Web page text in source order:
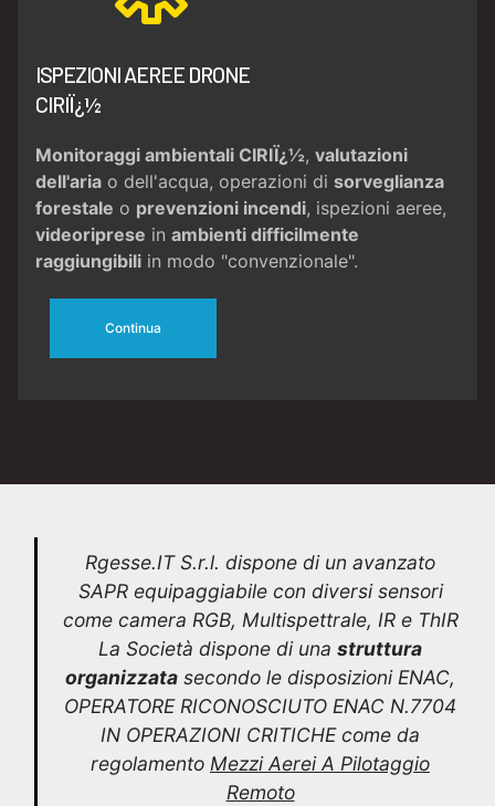
ISPEZIONI AEREE DRONE
CIRIÏ¿½
Monitoraggi ambientali CIRIÏ¿½, valutazioni
dell'aria o dell'acqua, operazioni di sorveglianza
forestale o prevenzioni incendi, ispezioni aeree,
videoriprese in ambienti difficilmente
raggiungibili in modo "convenzionale".
Continua
Rgesse.IT S.r.l. dispone di un avanzato
SAPR equipaggiabile con diversi sensori
come camera RGB, Multispettrale, IR e ThIR
La Società dispone di una struttura
organizzata secondo le disposizioni ENAC,
OPERATORE RICONOSCIUTO ENAC N.7704
IN OPERAZIONI CRITICHE come da
regolamento Mezzi Aerei A Pilotaggio
Remoto